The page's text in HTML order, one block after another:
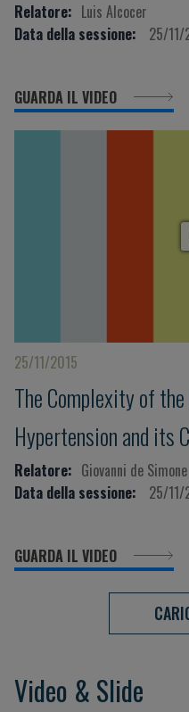
Relatore: Luis Alcocer
Data della sessione:
25/
GUARDA IL VIDEO
25/11/2015
The Complexity of
Hypertension and its
Relatore: Giovanni de Simone
Data della sessione:
25/
GUARDA IL VIDEO
Video & Slide